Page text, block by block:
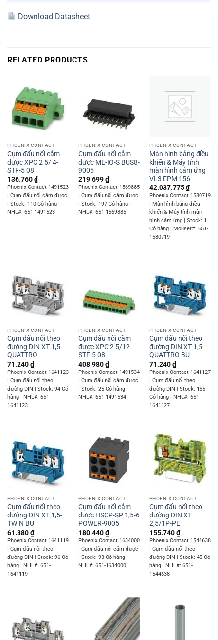
Download Datasheet
RELATED PRODUCTS
PHOENIX CONTACT
Cụm đấu nối cắm
được XPC 2 5/ 4-
STF-5 08
136.760₫
Phoenix Contact 1491523
| Cụm đấu nối cắm được
| Stock: 110 Có hàng |
NHL#: 651-1491523
PHOENIX CONTACT
Cụm đấu nối cắm
được ME-IO-S BUS8-
9005
219.699₫
Phoenix Contact 1569885
| Cụm đấu nối cắm được
| Stock: 197 Có hàng |
NHL#: 651-1569885
PHOENIX CONTACT
Màn hình bảng điều
khiển & Máy tính
màn hình cảm ứng
VL3 FPM 156
42.037.775₫
Phoenix Contact 1580719
| Màn hình bảng điều
khiển & Máy tính màn
hình cảm ứng | Stock: 1
Có hàng | Mouser#: 651-
1580719
PHOENIX CONTACT
Cụm đấu nối theo
đường DIN XT 1,5-
QUATTRO
71.240₫
Phoenix Contact 1641123
| Cụm đấu nối theo
đường DIN | Stock: 94 Có
hàng | NHL#: 651-
1641123
PHOENIX CONTACT
Cụm đấu nối cắm
được XPC 2 5/12-
STF-5 08
408.980₫
Phoenix Contact 1491534
| Cụm đấu nối cắm được
| Stock: 25 Có hàng |
NHL#: 651-1491534
PHOENIX CONTACT
Cụm đấu nối theo
đường DIN XT 1,5-
QUATTRO BU
71.240₫
Phoenix Contact 1641127
| Cụm đấu nối theo
đường DIN | Stock: 155
Có hàng | NHL#: 651-
1641127
PHOENIX CONTACT
Cụm đấu nối theo
đường DIN XT 1,5-
TWIN BU
61.880₫
Phoenix Contact 1641119
| Cụm đấu nối theo
đường DIN | Stock: 96 Có
hàng | NHL#: 651-
1641119
PHOENIX CONTACT
Cụm đấu nối cắm
được HSCP-SP 1,5-6
POWER-9005
180.440₫
Phoenix Contact 1634000
| Cụm đấu nối cắm được
| Stock: 93 Có hàng |
NHL#: 651-1634000
PHOENIX CONTACT
Cụm đấu nối theo
đường DIN XT
2,5/1P-PE
155.740₫
Phoenix Contact 1544638
| Cụm đấu nối theo
đường DIN | Stock: 45 Có
hàng | NHL#: 651-
1544638